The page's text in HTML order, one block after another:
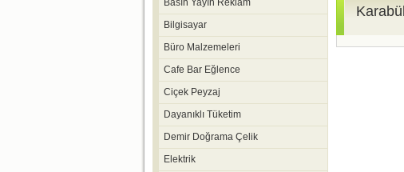
Basın Yayın Reklam
Bilgisayar
Büro Malzemeleri
Cafe Bar Eğlence
Ciçek Peyzaj
Dayanıklı Tüketim
Demir Doğrama Çelik
Elektrik